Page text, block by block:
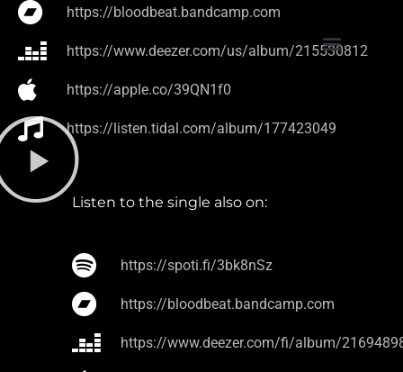
https://bloodbeat.bandcamp.com
https://www.deezer.com/us/album/215530812
https://apple.co/39QN1f0
https://listen.tidal.com/album/177423049
Listen to the single also on:
https://spoti.fi/3bk8nSz
https://bloodbeat.bandcamp.com
https://www.deezer.com/fi/album/